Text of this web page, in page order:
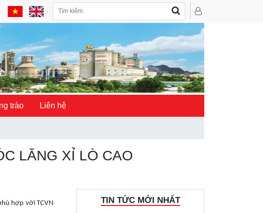
trào Liên hệ
LĂNG XỈ LÒ CAO
hợp với TCVN
TIN TỨC MỚI NHẤT